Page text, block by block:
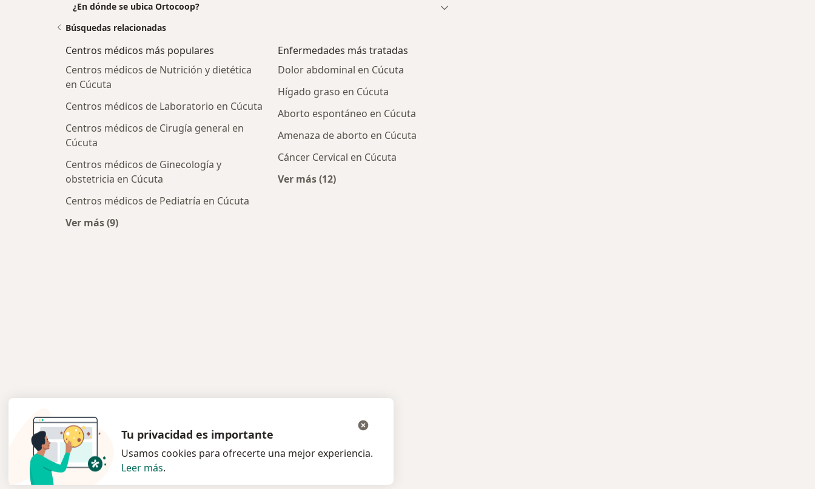
¿En dónde se ubica Ortocoop?
Búsquedas relacionadas
Centros médicos más populares
Centros médicos de Nutrición y dietética
en Cúcuta
Centros médicos de Laboratorio en Cúcuta
Centros médicos de Cirugía general en
Cúcuta
Centros médicos de Ginecología y
obstetricia en Cúcuta
Centros médicos de Pediatría en Cúcuta
Ver más (9)
Enfermedades más tratadas
Dolor abdominal en Cúcuta
Hígado graso en Cúcuta
Aborto espontáneo en Cúcuta
Amenaza de aborto en Cúcuta
Cáncer Cervical en Cúcuta
Ver más (12)
Tu privacidad es importante
Usamos cookies para ofrecerte una mejor experiencia.
Leer más.